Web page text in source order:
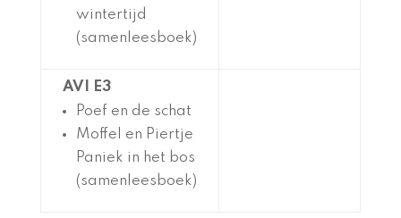
wintertijd
(samenleesboek)
AVI E3
Poef en de schat
Moffel en Piertje
Paniek in het bos
(samenleesboek)